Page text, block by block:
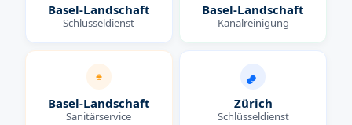
Basel-Landschaft
Schlüsseldienst
Basel-Landschaft
Kanalreinigung
Basel-Landschaft
Sanitärservice
Zürich
Schlüsseldienst